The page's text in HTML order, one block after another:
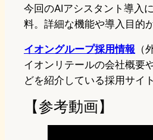
今回のAIアシスタント導入
料。詳細な機能や導入目的
イオングループ採用情報 （
イオンリテールの会社概要
どを紹介している採用サイト
【参考動画】